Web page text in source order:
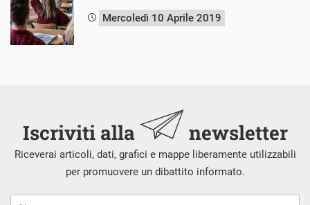
Mercoledì 10 Aprile 2019
Iscriviti alla newsletter
Riceverai articoli, dati, grafici e mappe liberamente utilizzabili
per promuovere un dibattito informato.